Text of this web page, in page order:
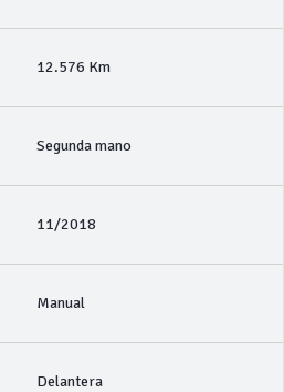
12.576 Km
Segunda mano
11/2018
Manual
Delantera